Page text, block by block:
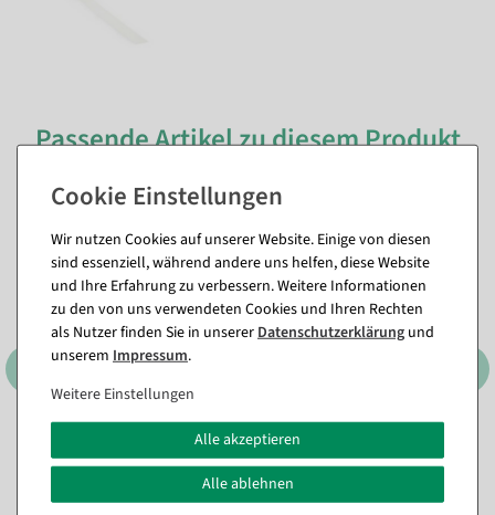
Passende Artikel zu diesem Produkt
Nachhaltiges Geschenkband
Lieblingsmensch 15mm, 18
Sofort versandfähig.
Perlenkette rot 1000 cm
Sofort versandfähig.
Wir nutzen Cookies auf unserer Website. Einige von diesen
sind essenziell, während andere uns helfen, diese Website
und Ihre Erfahrung zu verbessern. Weitere Informationen
zu den von uns verwendeten Cookies und Ihren Rechten
als Nutzer finden Sie in unsererDaten­schutz­erklärung und
unserem Impressum.
Weitere Einstellungen
Alle akzeptieren
Alle ablehnen